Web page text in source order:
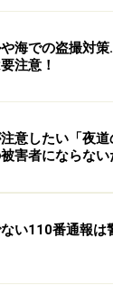
のだろう）
ら、フレンチ
いネクタイの
山さんに
。あのう、新
」
さな声でささ
K子さんに
海での盗撮対
注意！
意したい「夜道
害者にならな
い110番通報は